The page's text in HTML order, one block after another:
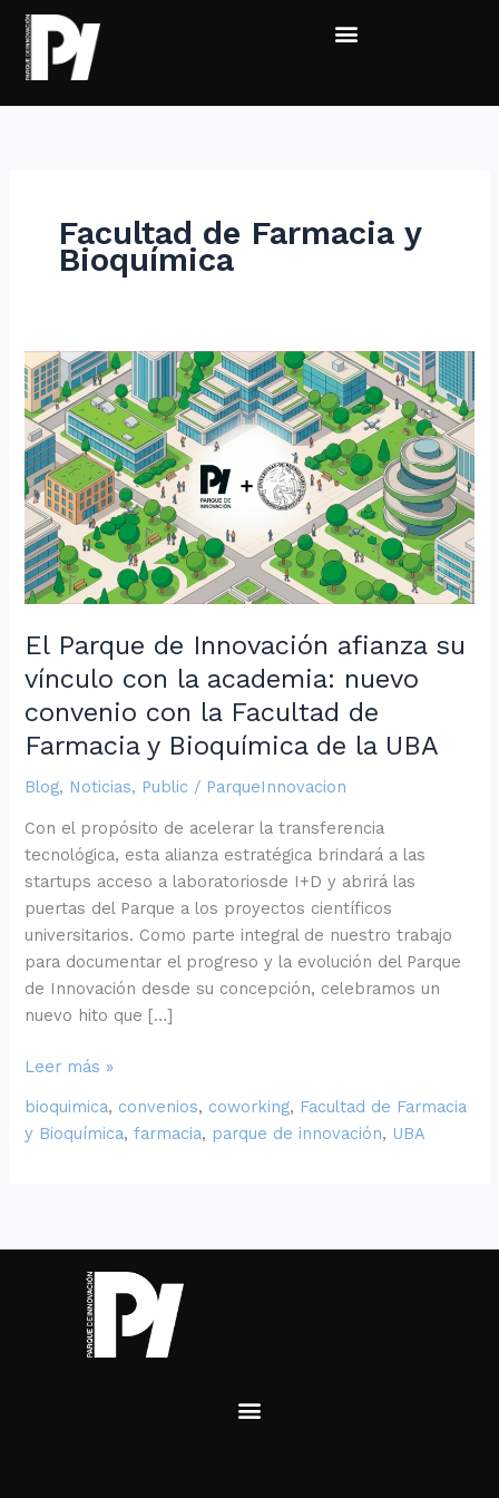
contenido
Facultad de Farmacia y
Bioquímica
El Parque de Innovación afianza su
vínculo con la academia: nuevo
convenio con la Facultad de
Farmacia y Bioquímica de la UBA
Blog, Noticias, Public / ParqueInnovacion
Con el propósito de acelerar la transferencia
tecnológica, esta alianza estratégica brindará a las
startups acceso a laboratoriosde I+D y abrirá las
puertas del Parque a los proyectos científicos
universitarios. Como parte integral de nuestro trabajo
para documentar el progreso y la evolución del Parque
de Innovación desde su concepción, celebramos un
nuevo hito que […]
El
Parque
de
Innovación
afianza
su
vínculo
con
la
academia:
convenio
con
la
Facultad
Farmacia
Bioquímica
UBA
Leer más »
bioquimica, convenios, coworking, Facultad de Farmacia
y Bioquímica,farmacia, parque de innovación, UBA